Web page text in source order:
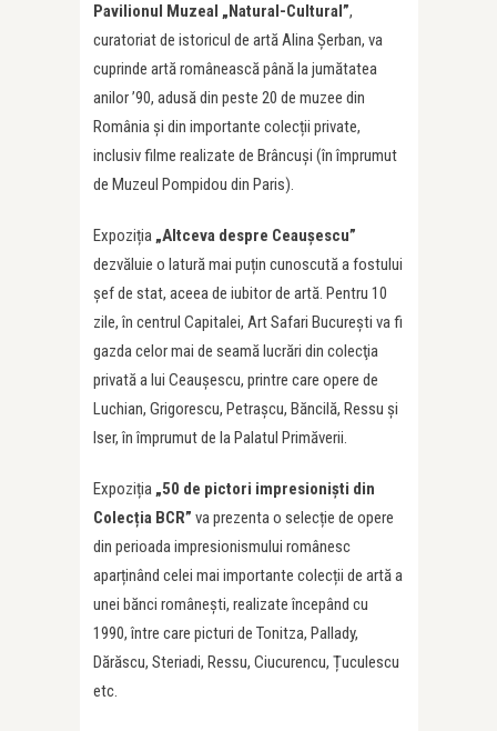
Pavilionul Muzeal „Natural-Cultural”,
curatoriat de istoricul de artă Alina Şerban, va
cuprinde artă românească până la jumătatea
anilor ’90, adusă din peste 20 de muzee din
România și din importante colecții private,
inclusiv filme realizate de Brâncuși (în împrumut
de Muzeul Pompidou din Paris).
Expoziția „Altceva despre Ceaușescu”
dezvăluie o latură mai puțin cunoscută a fostului
șef de stat, aceea de iubitor de artă. Pentru 10
zile, în centrul Capitalei, Art Safari București va fi
gazda celor mai de seamă lucrări din colecţia
privată a lui Ceauşescu, printre care opere de
Luchian, Grigorescu, Petrașcu, Băncilă, Ressu și
Iser, în împrumut de la Palatul Primăverii.
Expoziția „50 de pictori impresioniști din
Colecția BCR” va prezenta o selecție de opere
din perioada impresionismului românesc
aparținând celei mai importante colecții de artă a
unei bănci românești, realizate începând cu
1990, între care picturi de Tonitza, Pallady,
Dărăscu, Steriadi, Ressu, Ciucurencu, Țuculescu
etc.